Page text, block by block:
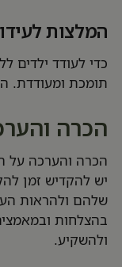
המלצות
כדי לעודד ילדים
תומכת ומעודדת.
הכרה
הכרה והערכה על
יש להקדיש זמן
שלהם ולהראות
בהצלחות
ולהשקיע.